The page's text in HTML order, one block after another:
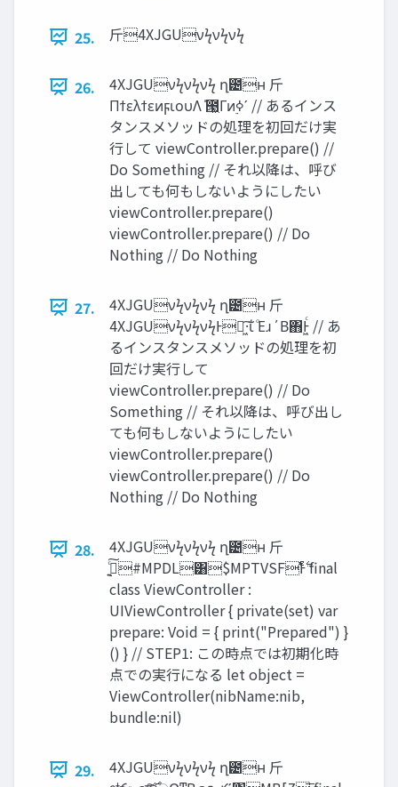
25. ⽄4XJGUνϟνϟνϟ
26.
4XJGUνϟνϟνϟ ղ౴ʜ ⽄
ΠϯελϯεͷϝιουΛ ̍౓͖Γͷ࣮ߦʹ // あるインス
タンスメソッドの処理を初回だけ実
行して viewController.prepare() //
Do Something // それ以降は、呼び
出しても何もしないようにしたい
viewController.prepare()
viewController.prepare() // Do
Nothing // Do Nothing
27.
4XJGUνϟνϟνϟ ղ౴ʜ ⽄
4XJGUνϟνϟνϟͰղ͖·͠ΐ͏ ͦΕɹ΄Β΋͏Ͱ͖ͨ // あ
るインスタンスメソッドの処理を初
回だけ実行して
viewController.prepare() // Do
Something // それ以降は、呼び出し
ても何もしないようにしたい
viewController.prepare()
viewController.prepare() // Do
Nothing // Do Nothing
28.
4XJGUνϟνϟνϟ ղ౴ʜ ⽄
class ViewController :
UIViewController { private(set) var
prepare: Void = { print("Prepared") }
() } // STEP1: この時点では初期化時
点での実行になる let object =
ViewController(nibName:nib,
bundle:nil)
29.
4XJGUνϟνϟνϟ ղ౴ʜ ⽄